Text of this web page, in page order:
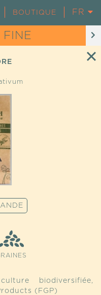
BOUTIQUE FR
EN
FINE
biodiversifiée,
(FGP)